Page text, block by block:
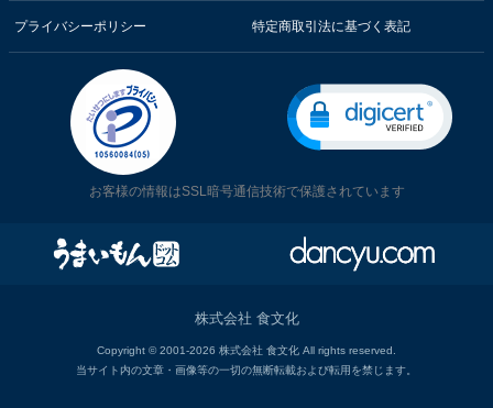
プライバシーポリシー 特定商取引法に基づく表記
お客様の情報はSSL暗号通信技術で保護されています
株式会社 食文化
Copyright © 2001-2026 株式会社 食文化 All rights reserved.
当サイト内の文章・画像等の一切の無断転載および転用を禁じます。